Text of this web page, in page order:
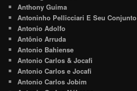
Anthony Guima
Antoninho Pellicciari E Seu Conjunto
Antonio Adolfo
Antônio Arruda
Antonio Bahiense
Antonio Carlos & Jocafi
Antonio Carlos e Jocafi
Antonio Carlos Jobim